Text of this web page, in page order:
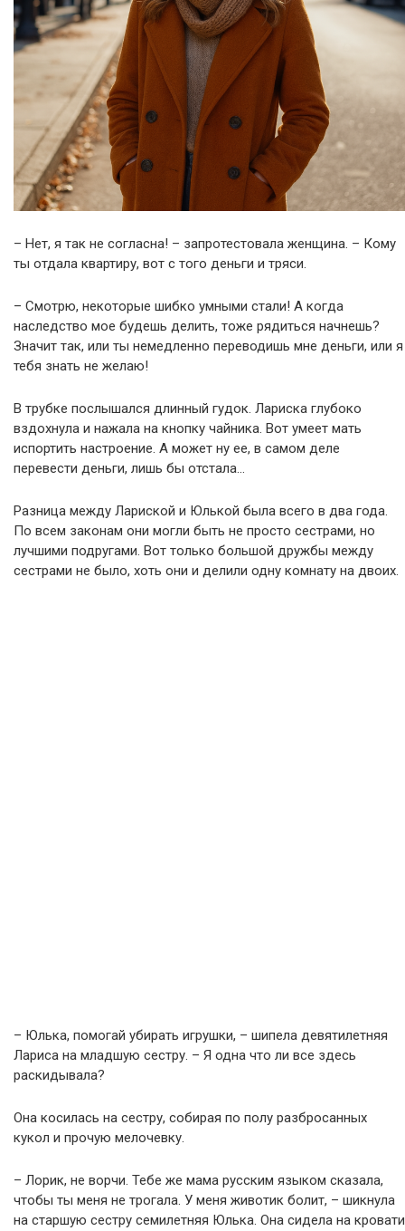
– Нет, я так не согласна! – запротестовала женщина. – Кому
ты отдала квартиру, вот с того деньги и тряси.
– Смотрю, некоторые шибко умными стали! А когда
наследство мое будешь делить, тоже рядиться начнешь?
Значит так, или ты немедленно переводишь мне деньги, или я
тебя знать не желаю!
В трубке послышался длинный гудок. Лариска глубоко
вздохнула и нажала на кнопку чайника. Вот умеет мать
испортить настроение. А может ну ее, в самом деле
перевести деньги, лишь бы отстала…
Разница между Лариской и Юлькой была всего в два года.
По всем законам они могли быть не просто сестрами, но
лучшими подругами. Вот только большой дружбы между
сестрами не было, хоть они и делили одну комнату на двоих.
– Юлька, помогай убирать игрушки, – шипела девятилетняя
Лариса на младшую сестру. – Я одна что ли все здесь
раскидывала?
Она косилась на сестру, собирая по полу разбросанных
кукол и прочую мелочевку.
– Лорик, не ворчи. Тебе же мама русским языком сказала,
чтобы ты меня не трогала. У меня животик болит, – шикнула
на старшую сестру семилетняя Юлька. Она сидела на кровати